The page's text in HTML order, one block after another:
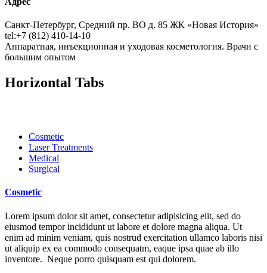
Санкт-Петербург, Средний пр. ВО д. 85 ЖК «Новая История»
tel:+7 (812) 410-14-10
Аппаратная, инъекционная и уходовая косметология. Врачи с
большим опытом
Horizontal Tabs
Cosmetic
Laser Treatments
Medical
Surgical
Cosmetic
Lorem ipsum dolor sit amet, consectetur adipisicing elit, sed do
eiusmod tempor incididunt ut labore et dolore magna aliqua. Ut
enim ad minim veniam, quis nostrud exercitation ullamco laboris nisi
ut aliquip ex ea commodo consequatm, eaque ipsa quae ab illo
inventore. Neque porro quisquam est qui dolorem.